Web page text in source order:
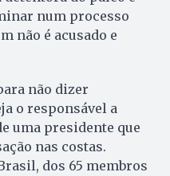
num processo
não é acusado e
não dizer
o responsável a
uma presidente que
nas costas.
dos 65 membros